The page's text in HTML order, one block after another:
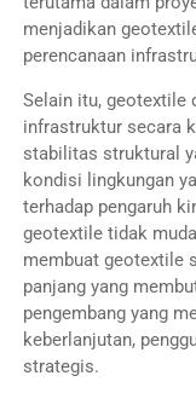
menjadikan
perencanaan
Selain itu, geotextile
infrastruktur secara
stabilitas struktural
kondisi lingkungan
terhadap pengaruh
geotextile tidak
membuat geotextile
panjang yang
pengembang yang
keberlanjutan,
strategis.